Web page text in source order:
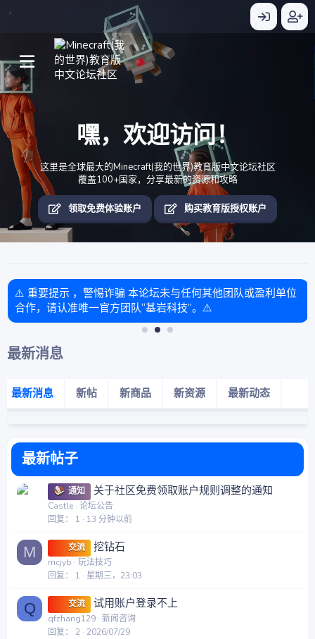
嘿，欢迎访问！
这里是全球最大的Minecraft(我的世界)教育版中文论坛社区
覆盖100+国家，分享最新的资源和攻略
领取免费体验账户 购买教育版授权账户
⚠️ 重要提示 ，警惕诈骗 本论坛未与任何其他团队或盈利单位
合作，请认准唯一官方团队“基岩科技”。⚠️
最新消息
最新消息 新帖 新商品 新资源 最新动态
最新帖子
通知 关于社区免费领取账户规则调整的通知
Castle 论坛公告
回复
1 13 分钟以前
M 交流 挖钻石
mcjyb
玩法技巧
回复
1 星期三，23:03
Q 交流 试用账户登录不上
qfzhang129 新闻咨询
回复
2 2026/07/29